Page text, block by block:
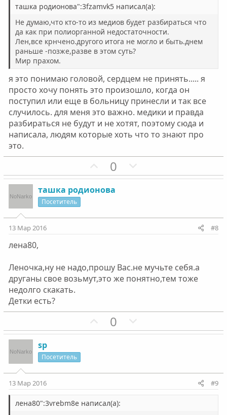
н
ы
й
г
о
о
с
н
ы
й
г
о
с
ташка родионова":3fzamvk5 написал(а):
Не думаю,что кто-то из медиов будет разбираться что
да как при полиорганной недостаточности.
Лен,все крнчено.другого итога не могло и быть.днем
раньше -позже,разве в этом суть?
Мир прахом.
я это понимаю головой, сердцем не принять..... я
просто хочу понять это произошло, когда он
поступил или еще в больницу принесли и так все
случилось. для меня это важно. медики и правда
разбираться не будут и не хотят, поэтому сюда и
написала, людям которые хоть что то знают про
это.
П
о
з
т
ы
й
г
л
с
0
е
т
ы
й
г
л
с
ташка родионова
Посетитель
13 Мар 2016 #8
лена80,
Леночка,ну не надо,прошу Вас.не мучьте себя.а
друганы свое возьмут,это же понятно,тем тоже
недолго скакать.
Детки есть?
П
о
т
н
0
е
т
sp
Посетитель
13 Мар 2016 #9
лена80":3vrebm8e написал(а):